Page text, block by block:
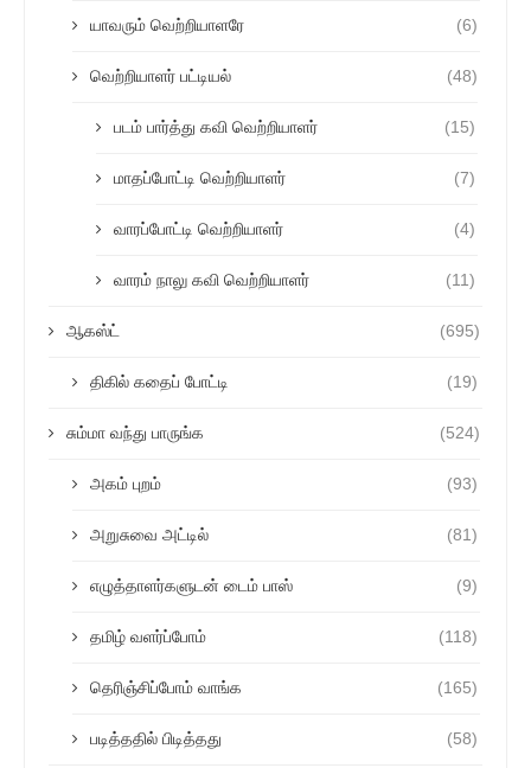
யாவரும் வெற்றியாளரே (6)
வெற்றியாளர் பட்டியல் (48)
படம் பார்த்து கவி வெற்றியாளர் (15)
மாதப்போட்டி வெற்றியாளர் (7)
வாரப்போட்டி வெற்றியாளர் (4)
வாரம் நாலு கவி வெற்றியாளர் (11)
ஆகஸ்ட் (695)
திகில் கதைப் போட்டி (19)
சும்மா வந்து பாருங்க (524)
அகம் புறம் (93)
அறுசுவை அட்டில் (81)
எழுத்தாளர்களுடன் டைம் பாஸ் (9)
தமிழ் வளர்ப்போம் (118)
தெரிஞ்சிப்போம் வாங்க (165)
படித்ததில் பிடித்தது (58)